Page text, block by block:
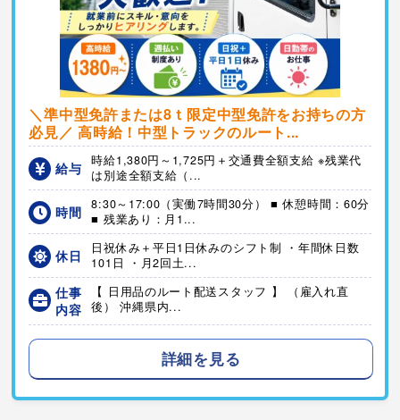
＼準中型免許または8ｔ限定中型免許をお持ちの方
必見／ 高時給！中型トラックのルート...
給与
時給1,380円～1,725円＋交通費全額支給 ※残業代
は別途全額支給（...
時間
8:30～17:00（実働7時間30分） ■ 休憩時間：60分
■ 残業あり：月1...
休日
日祝休み＋平日1日休みのシフト制 ・年間休日数
101日 ・月2回土...
仕事
内容
【 日用品のルート配送スタッフ 】 （雇入れ直
後） 沖縄県内...
詳細を見る